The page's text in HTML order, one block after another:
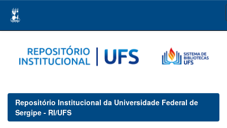
navigation
Repositório Institucional da Universidade Federal de
Sergipe - RI/UFS